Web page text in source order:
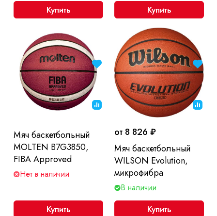
Купить Купить
Мяч баскетбольный
MOLTEN B7G3850,
FIBA Approved
Нет в наличии
Купить
от 8 826 ₽
Мяч баскетбольный
WILSON Evolution,
микрофибра
В наличии
Купить